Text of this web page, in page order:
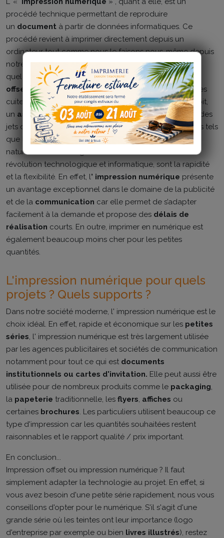
procédé technique permettant de reproduire
un document à partir de données informatiques. Ce
procédé revient à imprimer directement depuis un
ordinateur tout comme nous le faisons nous-même depuis
notre imprimante. Cetteméthode d’impressionest en
quelque sorte la version moderne de l’imprimerie
offset.De plus, l’impression numérique utilise des encres
cuites et en poudre qui donnent au papier, quel qu’il soit,
un aspect brillant lustré. Elle peut utiliser d’autre part des
jets d’encres liquides, méthode idéale pour les supports tels
que le vinylecar l’encre va pénétrer les fibres de façon
naturelle. Les avantages de cette méthode née de la
révolution technologique et informatique, sont la rapidité
et la flexibilité. En effet, l’ impression numérique présente
un avantage exceptionnel dans le domaine de la publicité
et de la communication car elle permet de s’adapter
facilement à la demande et propose des délais de
réalisation courts. En outre, imprimer en numérique est
également beaucoup moins cher pour les petites
quantités.
L'impression numérique pour quels
projets ? Quels supports ?
Dans notre société moderne, l' impression numérique est le
choix idéal. En effet, rapide et économique sur les petites
séries, l' impression numérique est très largement utilisée
par les agences publicitaires et sociétés de communication
notamment pour tout ce qui est documents
institutionnels ou cartes d'invitation. Elle peut aussi être
utilisée pour de nombreux produits comme le packaging,
la papeterie traditionnelle, les flyers, affiches ou
certaines brochures. Les particuliers utilisent beaucoup ce
type d'impression car les quantités souhaitées restent
raisonnables et le rapport qualité / prix important.
En conclusion...
Impression offset ou impression numérique ? Il faut
simplement adapter la technologie au projet. En effet, si
vous avez besoin d'une petite série rapidement, nous vous
conseillons d'opter pour le numérique. S'il s'agit d'une
grande série où les teintes ont leur importance (logo
d'entreprise par exemple ou bien livres illustrés), restez